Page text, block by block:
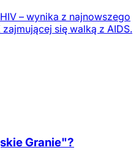
– wynika z najnowszego
się walką z AIDS.
Granie"?